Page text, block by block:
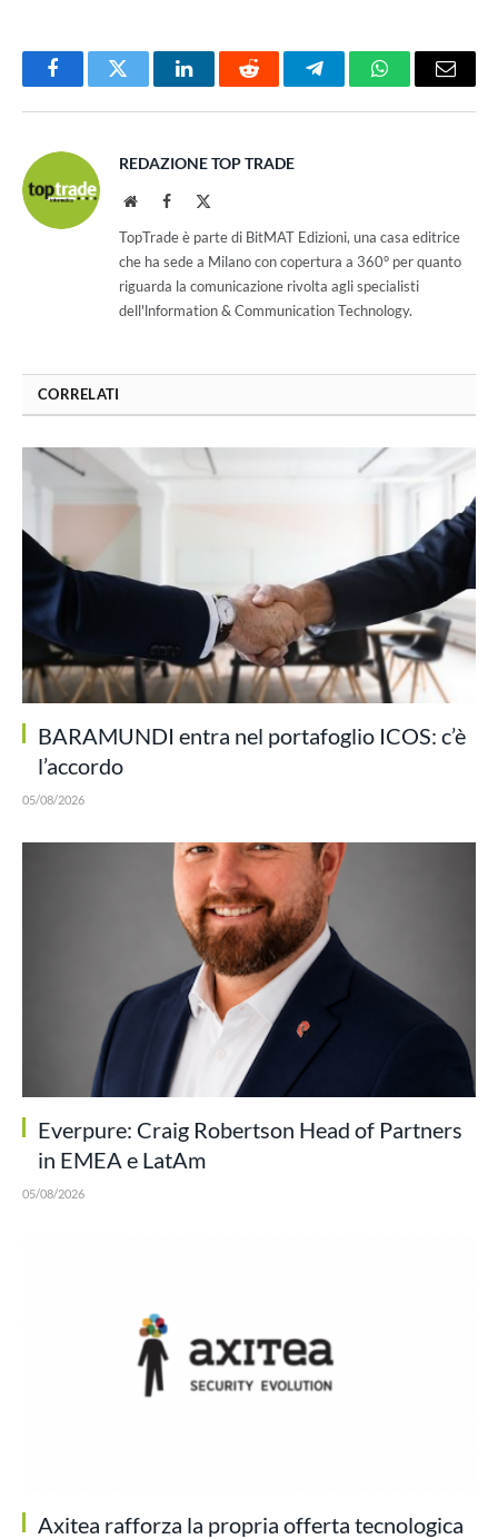
FacebookTwitter LinkedInReddit TelegramWhatsAppEmail
REDAZIONE TOP TRADE
WebsiteFacebook
TopTrade è parte di BitMAT Edizioni, una casa editrice
che ha sede a Milano con copertura a 360° per quanto
riguarda la comunicazione rivolta agli specialisti
dell'lnformation & Communication Technology.
CORRELATI
BARAMUNDI entra nel portafoglio ICOS: c’è
l’accordo
05/08/2026
Everpure: Craig Robertson Head of Partners
in EMEA e LatAm
05/08/2026
Axitea rafforza la propria offerta tecnologica